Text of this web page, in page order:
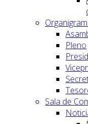
Pleno
Sala de